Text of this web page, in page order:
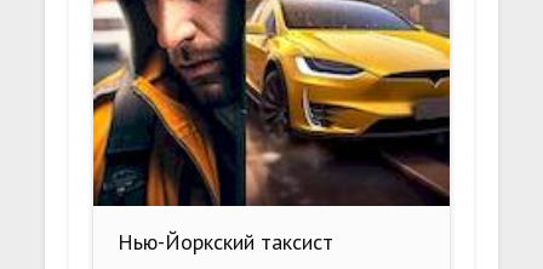
Нью-Йоркский таксист